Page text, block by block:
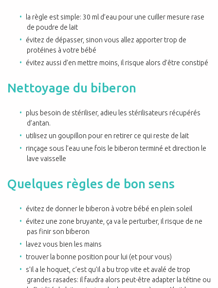
la règle est simple: 30 ml d’eau pour une cuiller mesure rase
de poudre de lait
évitez de dépasser, sinon vous allez apporter trop de
protéines à votre bébé
évitez aussi d’en mettre moins, il risque alors d’être constipé
Nettoyage du biberon
plus besoin de stériliser, adieu les stérilisateurs récupérés
d’antan.
utilisez un goupillon pour en retirer ce qui reste de lait
rinçage sous l’eau une fois le biberon terminé et direction le
lave vaisselle
Quelques règles de bon sens
évitez de donner le biberon à votre bébé en plein soleil
évitez une zone bruyante, ça va le perturber, il risque de ne
pas finir son biberon
lavez vous bien les mains
trouver la bonne position pour lui (et pour vous)
s’il a le hoquet, c’est qu’il a bu trop vite et avalé de trop
grandes rasades: il faudra alors peut-être adapter la tétine ou